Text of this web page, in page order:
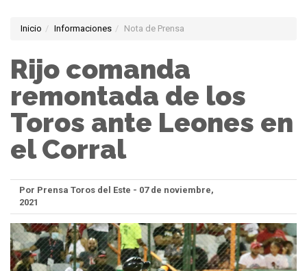
Inicio Informaciones Nota de Prensa
Rijo comanda
remontada de los
Toros ante Leones en
el Corral
Por Prensa Toros del Este - 07 de noviembre,
2021